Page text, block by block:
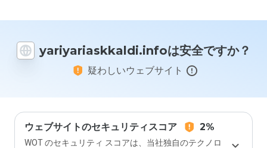
yariyariaskkaldi.infoは安全ですか？
疑わしいウェブサイト
ウェブサイトのセキュリティスコア 2%
WOT のセキュリティ スコアは、当社独自のテクノロ
を1
5の
で、
ます
か？